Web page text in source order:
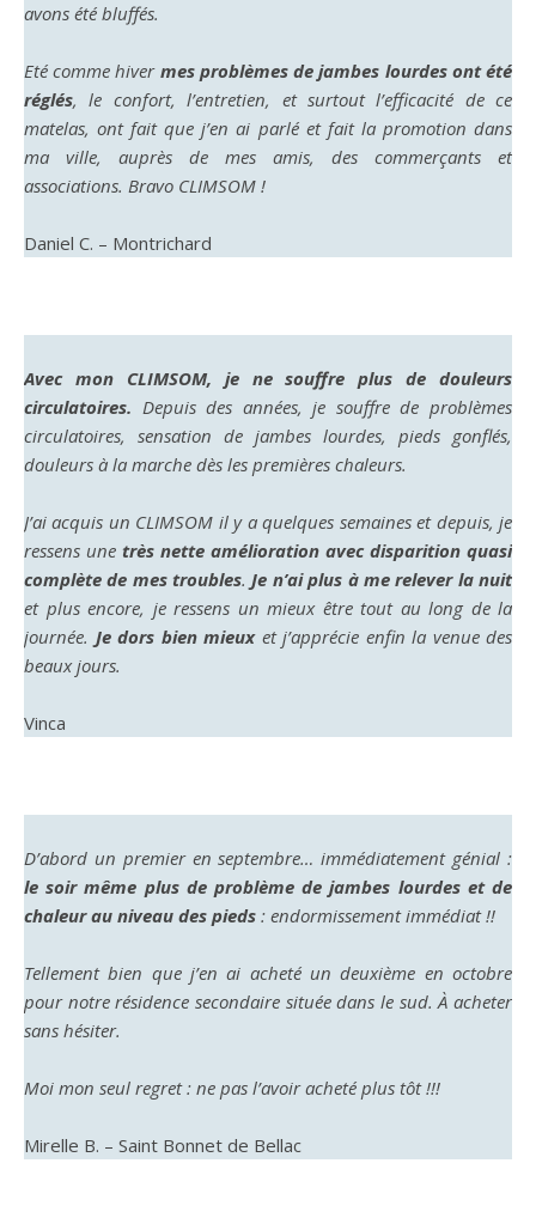
avons été bluffés.
Eté comme hiver mes problèmes de jambes lourdes ont été
réglés, le confort, l’entretien, et surtout l’efficacité de ce
matelas, ont fait que j’en ai parlé et fait la promotion dans
ma ville, auprès de mes amis, des commerçants et
associations. Bravo CLIMSOM !
Daniel C. – Montrichard
Avec mon CLIMSOM, je ne souffre plus de douleurs
circulatoires. Depuis des années, je souffre de problèmes
circulatoires, sensation de jambes lourdes, pieds gonflés,
douleurs à la marche dès les premières chaleurs.
J’ai acquis un CLIMSOM il y a quelques semaines et depuis, je
ressens une très nette amélioration avec disparition quasi
complète de mes troubles.Je n’ai plus à me relever la nuit
et plus encore, je ressens un mieux être tout au long de la
journée. Je dors bien mieuxet j’apprécie enfin la venue des
beaux jours.
Vinca
D’abord un premier en septembre… immédiatement génial :
le soir même plus de problème de jambes lourdes et de
chaleur au niveau des pieds : endormissement immédiat !!
Tellement bien que j’en ai acheté un deuxième en octobre
pour notre résidence secondaire située dans le sud. À acheter
sans hésiter.
Moi mon seul regret : ne pas l’avoir acheté plus tôt !!!
Mirelle B. – Saint Bonnet de Bellac